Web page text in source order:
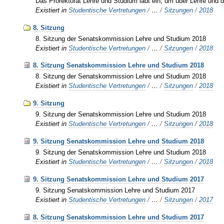
Existiert in Studentische Vertretungen / …/Sitzungen /2018
8. Sitzung
8. Sitzung der Senatskommission Lehre und Studium 2018
Existiert in Studentische Vertretungen / …/Sitzungen /2018
8. Sitzung Senatskommission Lehre und Studium 2018
8. Sitzung der Senatskommission Lehre und Studium 2018
Existiert in Studentische Vertretungen / …/Sitzungen /2018
9. Sitzung
9. Sitzung der Senatskommission Lehre und Studium 2018
Existiert in Studentische Vertretungen / …/Sitzungen /2018
9. Sitzung Senatskommission Lehre und Studium 2018
9. Sitzung der Senatskommission Lehre und Studium 2018
Existiert in Studentische Vertretungen / …/Sitzungen /2018
9. Sitzung Senatskommission Lehre und Studium 2017
9. Sitzung Senatskommission Lehre und Studium 2017
Existiert in Studentische Vertretungen / …/Sitzungen /2017
8. Sitzung Senatskommission Lehre und Studium 2017